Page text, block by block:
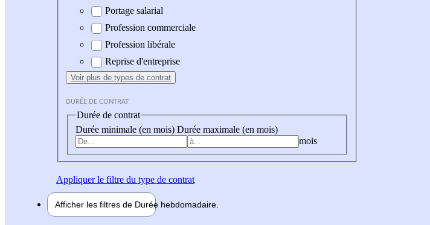
Portage salarial
Profession commerciale
Profession libérale
Reprise d'entreprise
Voir plus de types de contrat
DURÉE DE CONTRAT
Durée de contrat
Durée minimale (en mois) Durée maximale (en mois)
mois
Appliquerle filtre du type de contrat
Afficher les filtres de Durée hebdomadaire